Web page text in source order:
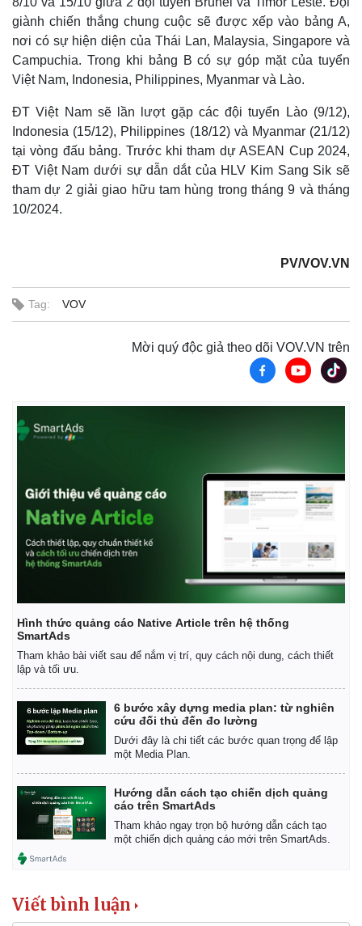
giành chiến thắng chung cuộc sẽ được xếp vào bảng A,
nơi có sự hiện diện của Thái Lan, Malaysia, Singapore và
Campuchia. Trong khi bảng B có sự góp mặt của tuyển
Việt Nam, Indonesia, Philippines, Myanmar và Lào.
ĐT Việt Nam sẽ lần lượt gặp các đội tuyển Lào (9/12),
Indonesia (15/12), Philippines (18/12) và Myanmar (21/12)
tại vòng đấu bảng. Trước khi tham dự ASEAN Cup 2024,
ĐT Việt Nam dưới sự dẫn dắt của HLV Kim Sang Sik sẽ
tham dự 2 giải giao hữu tam hùng trong tháng 9 và tháng
10/2024.
PV/VOV.VN
Tag: VOV
Mời quý độc giả theo dõi VOV.VN trên
Hình thức quảng cáo Native Article trên hệ thống
SmartAds
Tham khảo bài viết sau để nắm vị trí, quy cách nội dung, cách thiết
lập và tối ưu.
6 bước xây dựng media plan: từ nghiên
cứu đối thủ đến đo lường
Dưới đây là chi tiết các bước quan trọng để lập
một Media Plan.
Hướng dẫn cách tạo chiến dịch quảng
cáo trên SmartAds
Tham khảo ngay trọn bộ hướng dẫn cách tạo
một chiến dịch quảng cáo mới trên SmartAds.
Viết bình luận